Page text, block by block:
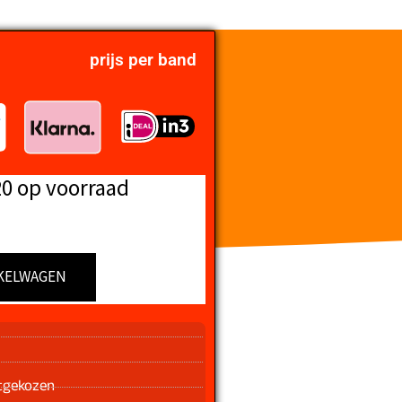
prijs per band
op voorraad